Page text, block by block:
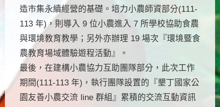
造市集永續經營的基礎。培力小農師資部分(111-
113 年)，則導入 9 位小農進入 7 所學校協助食農
與環境教育教學；另外亦辦理 19 場次『環境暨食
農教育場域體驗遊程活動』。
最後，在建構小農協力互助團隊部分，此次工作
期間(111-113 年)，執行團隊設置的『墾丁國家公
園友善小農交流 line 群組』累積的交流互動資訊